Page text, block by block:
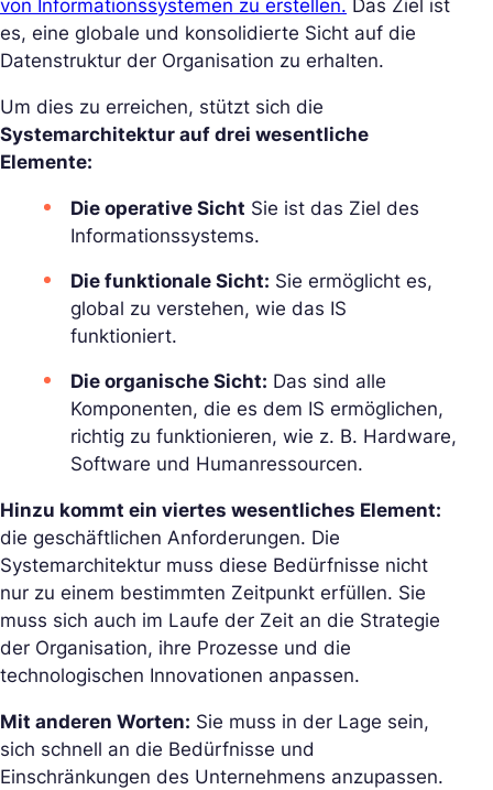
von Informationssystemen zu erstellen. Das Ziel ist
es, eine globale und konsolidierte Sicht auf die
Datenstruktur der Organisation zu erhalten.
Um dies zu erreichen, stützt sich die
Systemarchitektur auf drei wesentliche
Elemente:
Die operative Sicht Sie ist das Ziel des
Informationssystems.
Die funktionale Sicht: Sie ermöglicht es,
global zu verstehen, wie das IS
funktioniert.
Die organische Sicht: Das sind alle
Komponenten, die es dem IS ermöglichen,
richtig zu funktionieren, wie z. B. Hardware,
Software und Humanressourcen.
Hinzu kommt ein viertes wesentliches Element:
die geschäftlichen Anforderungen. Die
Systemarchitektur muss diese Bedürfnisse nicht
nur zu einem bestimmten Zeitpunkt erfüllen. Sie
muss sich auch im Laufe der Zeit an die Strategie
der Organisation, ihre Prozesse und die
technologischen Innovationen anpassen.
Mit anderen Worten: Sie muss in der Lage sein,
sich schnell an die Bedürfnisse und
Einschränkungen des Unternehmens anzupassen.